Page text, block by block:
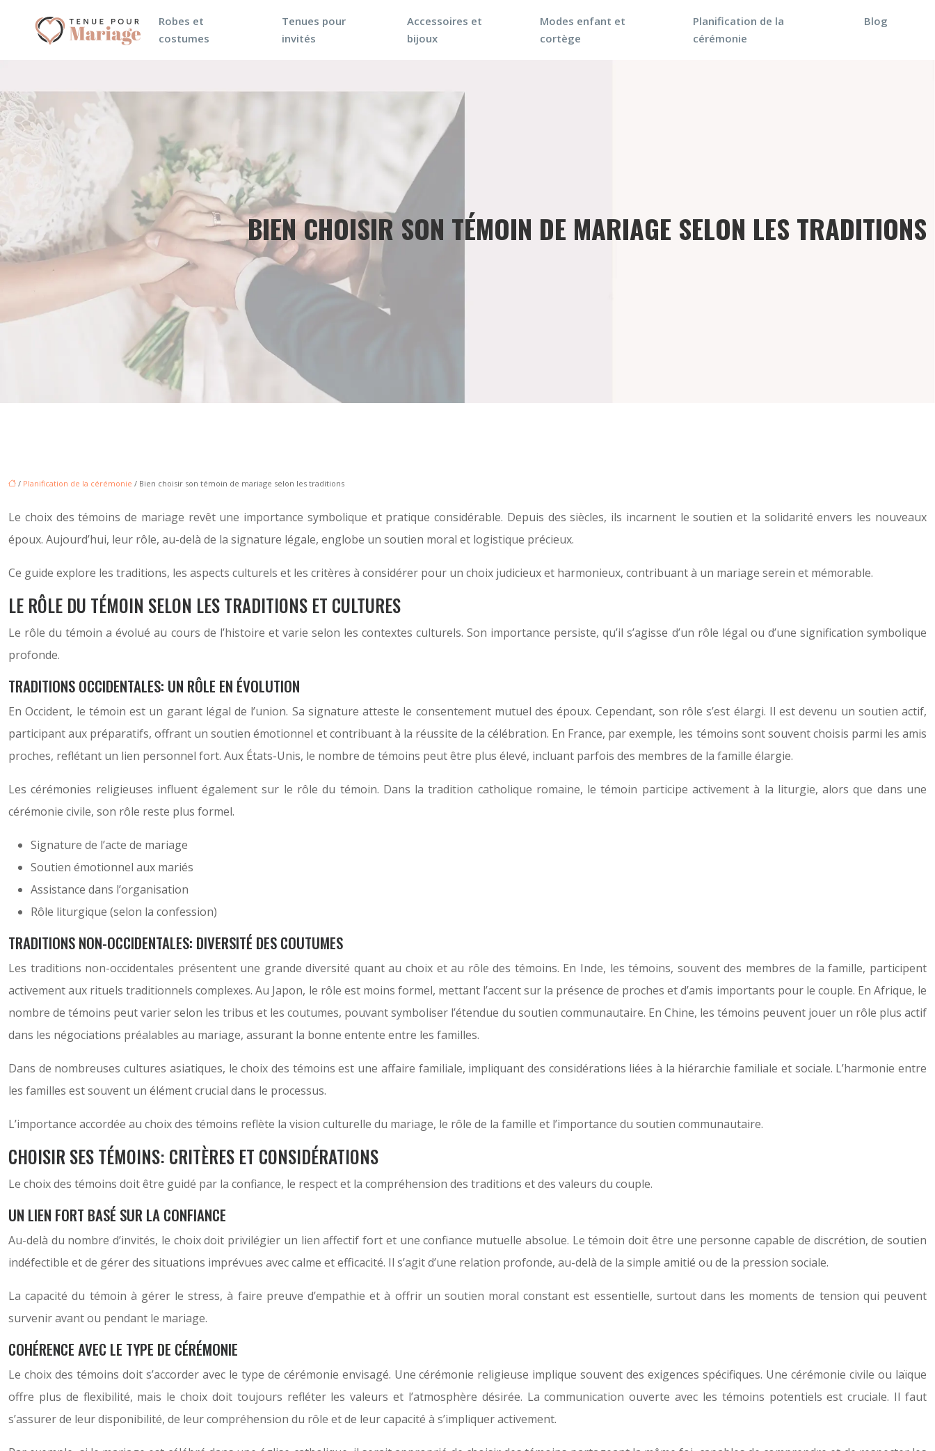
Robes et
costumes
Tenues pour
invités
Accessoires et
bijoux
Modes enfant et
cortège
Planification de la
cérémonie
Blog
BIEN CHOISIR SON TÉMOIN DE MARIAGE SELON LES TRADITIONS
/ Planification de la cérémonie / Bien choisir son témoin de mariage selon les traditions
Le choix des témoins de mariage revêt une importance symbolique et pratique considérable. Depuis des siècles, ils incarnent le soutien et la solidarité envers les nouveaux
époux. Aujourd’hui, leur rôle, au-delà de la signature légale, englobe un soutien moral et logistique précieux.
Ce guide explore les traditions, les aspects culturels et les critères à considérer pour un choix judicieux et harmonieux, contribuant à un mariage serein et mémorable.
LE RÔLE DU TÉMOIN SELON LES TRADITIONS ET CULTURES
Le rôle du témoin a évolué au cours de l’histoire et varie selon les contextes culturels. Son importance persiste, qu’il s’agisse d’un rôle légal ou d’une signification symbolique
profonde.
TRADITIONS OCCIDENTALES: UN RÔLE EN ÉVOLUTION
En Occident, le témoin est un garant légal de l’union. Sa signature atteste le consentement mutuel des époux. Cependant, son rôle s’est élargi. Il est devenu un soutien actif,
participant aux préparatifs, offrant un soutien émotionnel et contribuant à la réussite de la célébration. En France, par exemple, les témoins sont souvent choisis parmi les amis
proches, reflétant un lien personnel fort. Aux États-Unis, le nombre de témoins peut être plus élevé, incluant parfois des membres de la famille élargie.
Les cérémonies religieuses influent également sur le rôle du témoin. Dans la tradition catholique romaine, le témoin participe activement à la liturgie, alors que dans une
cérémonie civile, son rôle reste plus formel.
Signature de l’acte de mariage
Soutien émotionnel aux mariés
Assistance dans l’organisation
Rôle liturgique (selon la confession)
TRADITIONS NON-OCCIDENTALES: DIVERSITÉ DES COUTUMES
Les traditions non-occidentales présentent une grande diversité quant au choix et au rôle des témoins. En Inde, les témoins, souvent des membres de la famille, participent
activement aux rituels traditionnels complexes. Au Japon, le rôle est moins formel, mettant l’accent sur la présence de proches et d’amis importants pour le couple. En Afrique, le
nombre de témoins peut varier selon les tribus et les coutumes, pouvant symboliser l’étendue du soutien communautaire. En Chine, les témoins peuvent jouer un rôle plus actif
dans les négociations préalables au mariage, assurant la bonne entente entre les familles.
Dans de nombreuses cultures asiatiques, le choix des témoins est une affaire familiale, impliquant des considérations liées à la hiérarchie familiale et sociale. L’harmonie entre
les familles est souvent un élément crucial dans le processus.
L’importance accordée au choix des témoins reflète la vision culturelle du mariage, le rôle de la famille et l’importance du soutien communautaire.
CHOISIR SES TÉMOINS: CRITÈRES ET CONSIDÉRATIONS
Le choix des témoins doit être guidé par la confiance, le respect et la compréhension des traditions et des valeurs du couple.
UN LIEN FORT BASÉ SUR LA CONFIANCE
Au-delà du nombre d’invités, le choix doit privilégier un lien affectif fort et une confiance mutuelle absolue. Le témoin doit être une personne capable de discrétion, de soutien
indéfectible et de gérer des situations imprévues avec calme et efficacité. Il s’agit d’une relation profonde, au-delà de la simple amitié ou de la pression sociale.
La capacité du témoin à gérer le stress, à faire preuve d’empathie et à offrir un soutien moral constant est essentielle, surtout dans les moments de tension qui peuvent
survenir avant ou pendant le mariage.
COHÉRENCE AVEC LE TYPE DE CÉRÉMONIE
Le choix des témoins doit s’accorder avec le type de cérémonie envisagé. Une cérémonie religieuse implique souvent des exigences spécifiques. Une cérémonie civile ou laïque
offre plus de flexibilité, mais le choix doit toujours refléter les valeurs et l’atmosphère désirée. La communication ouverte avec les témoins potentiels est cruciale. Il faut
s’assurer de leur disponibilité, de leur compréhension du rôle et de leur capacité à s’impliquer activement.